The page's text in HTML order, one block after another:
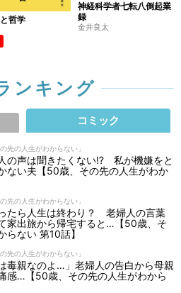
哲学
神経科学者七転八倒起業
録
金井良太
ンキング
コミック
先の人生がわからない」
の声は聞きたくない⁉ 私が機嫌をと
ない夫【50歳、その先の人生がわか
先の人生がわからない」
たら人生は終わり？ 老婦人の言葉
家出旅から帰宅すると…【50歳、そ
らない 第10話】
先の人生がわからない」
毒親なのよ…」老婦人の告白から母親
感…【50歳、その先の人生がわから